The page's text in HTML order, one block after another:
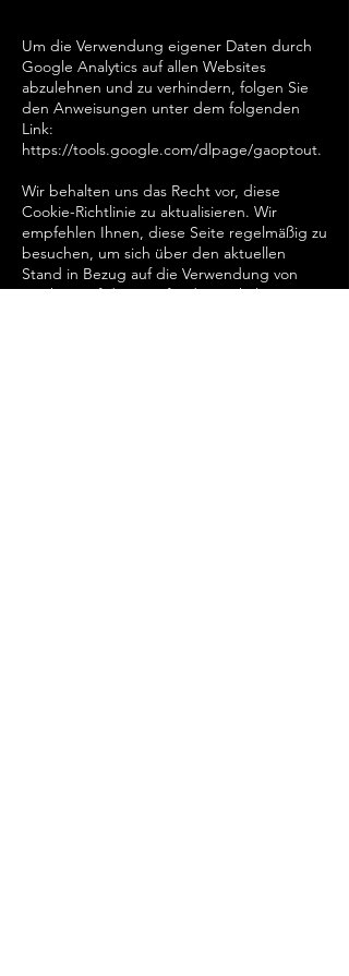
Um die Verwendung eigener Daten durch
Google Analytics auf allen Websites
abzulehnen und zu verhindern, folgen Sie
den Anweisungen unter dem folgenden
Link:
https://tools.google.com/dlpage/gaoptout.
Wir behalten uns das Recht vor, diese
Cookie-Richtlinie zu aktualisieren. Wir
empfehlen Ihnen, diese Seite regelmäßig zu
besuchen, um sich über den aktuellen
Stand in Bezug auf die Verwendung von
Cookies auf dem Laufenden zu halten.